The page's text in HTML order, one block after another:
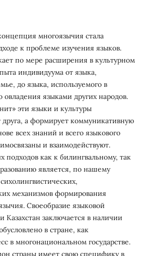
многоязычия стала
к проблеме изучения языков.
по мере расширения в культурном
индивидуума от языка,
до языка, используемого в
овладения языками других народов.
эти языки и культуры
друга, а формирует коммуникативную
всех знаний и всего языкового
и взаимодействуют.
как к билингвальному, так
является, по нашему
механизмов формирования
Своеобразие языковой
Казахстан заключается в наличии
в стране, как
в многонациональном государстве.
страны имеет свою специфику в